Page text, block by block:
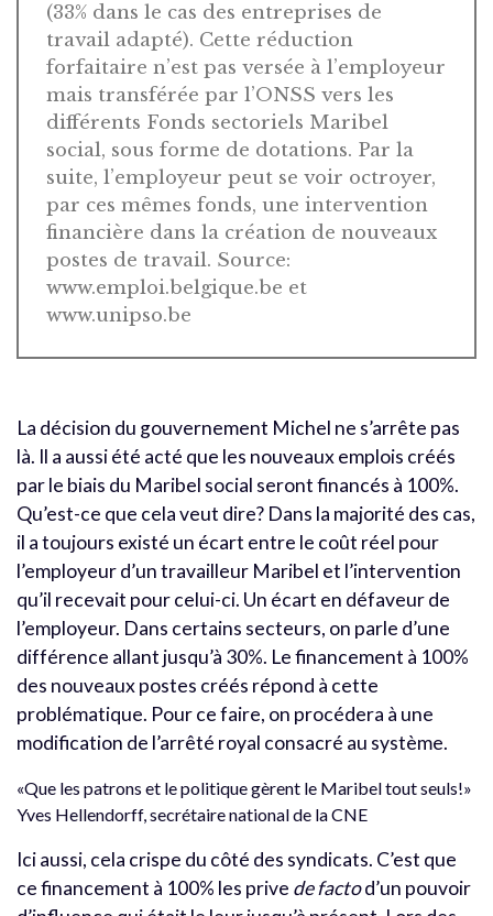
(33% dans le cas des entreprises de
travail adapté). Cette réduction
forfaitaire n’est pas versée à l’employeur
mais transférée par l’ONSS vers les
différents Fonds sectoriels Maribel
social, sous forme de dotations. Par la
suite, l’employeur peut se voir octroyer,
par ces mêmes fonds, une intervention
financière dans la création de nouveaux
postes de travail. Source:
www.emploi.belgique.be et
www.unipso.be
La décision du gouvernement Michel ne s’arrête pas
là. Il a aussi été acté que les nouveaux emplois créés
par le biais du Maribel social seront financés à 100%.
Qu’est-ce que cela veut dire? Dans la majorité des cas,
il a toujours existé un écart entre le coût réel pour
l’employeur d’un travailleur Maribel et l’intervention
qu’il recevait pour celui-ci. Un écart en défaveur de
l’employeur. Dans certains secteurs, on parle d’une
différence allant jusqu’à 30%. Le financement à 100%
des nouveaux postes créés répond à cette
problématique. Pour ce faire, on procédera à une
modification de l’arrêté royal consacré au système.
«Que les patrons et le politique gèrent le Maribel tout seuls!»
Yves Hellendorff, secrétaire national de la CNE
Ici aussi, cela crispe du côté des syndicats. C’est que
ce financement à 100% les prive de factod’un pouvoir